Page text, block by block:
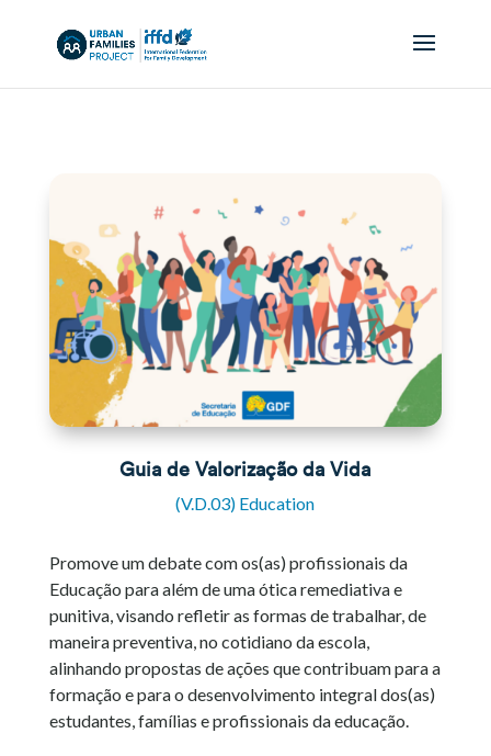
Guia de Valorização da Vida
(V.D.03) Education
Promove um debate com os(as) profissionais da
Educação para além de uma ótica remediativa e
punitiva, visando refletir as formas de trabalhar, de
maneira preventiva, no cotidiano da escola,
alinhando propostas de ações que contribuam para a
formação e para o desenvolvimento integral dos(as)
estudantes, famílias e profissionais da educação.